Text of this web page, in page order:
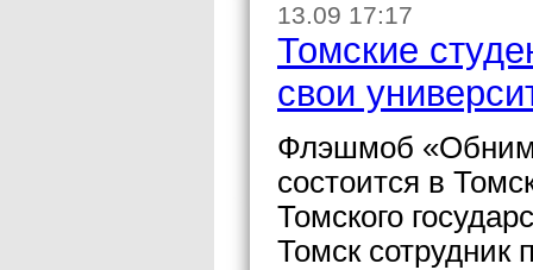
13.09 17:17
Томские
свои
Флэшмоб
состоится в
Томского
Томск сотрудник